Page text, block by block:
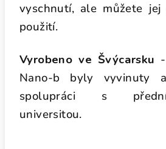
vyschnutí, ale můžete
použití.
Vyrobeno ve Švýcarsku
Nano-b byly vyvinuty
spolupráci s
universitou.